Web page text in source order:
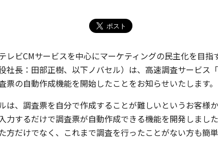
レビCMサービスを中心にマーケティングの民主化を目
社長：田部正樹、以下ノバセル）は、高速調査サービス
票の自動作成機能を開始したことをお知らせいたします。
は、調査票を自分で作成することが難しいというお客様
力するだけで調査票が自動作成できる機能を開発しまし
方だけでなく、これまで調査を行ったことがない方も簡